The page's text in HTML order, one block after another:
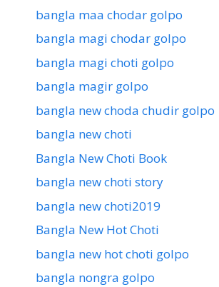
bangla maa chodar golpo
bangla magi chodar golpo
bangla magi choti golpo
bangla magir golpo
bangla new choda chudir golpo
bangla new choti
Bangla New Choti Book
bangla new choti story
bangla new choti2019
Bangla New Hot Choti
bangla new hot choti golpo
bangla nongra golpo